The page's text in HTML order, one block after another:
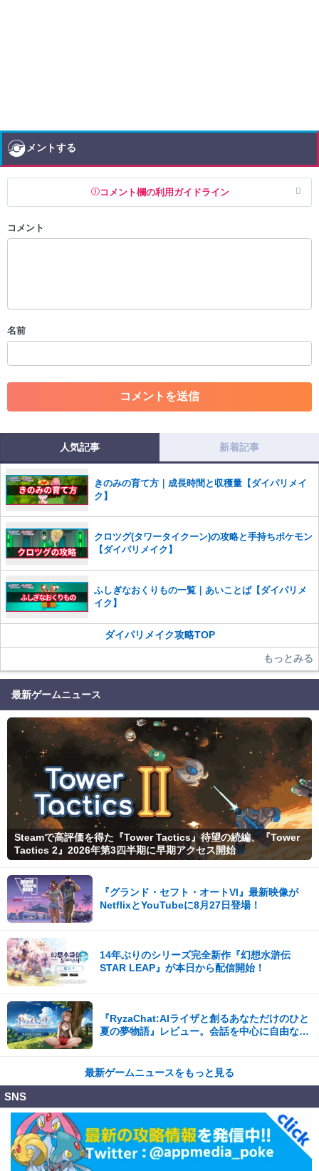
コメントする
コメント欄の利用ガイドライン
以下の書き込みを禁止とし、場合によってはコメント削除や書き込み制
・一度削除された投稿を再び投稿すること
・アカウントの売買など金銭が絡む内容の投稿
・各ゲームのネタバレを含む内容の投稿
・その他、管理者が不適切と判断した投稿
だけますでしょうか。
コメントの削除を申請する※投稿内容を確認後、順次対応さ
せていただきます。ご了承ください。
※一度削除したコメントは復元ができませんのでご注意くだ
また、過度な利用規約の違反や、弊社に損害の及ぶ内容の書き込みがあ
った場合は、法的措置をとらせていただく場合もございますので、あら
かじめご理解くださいませ。
コメント
名前
人気記事 新着記事
きのみの育て方｜成長時間と収穫量【ダイパリメイ
ク】
クロツグ(タワータイクーン)の攻略と手持ちポケモン
【ダイパリメイク】
ふしぎなおくりもの一覧｜あいことば【ダイパリメ
イク】
ダイパリメイク攻略TOP
もっとみる
最新ゲームニュース
Steamで高評価を得た『Tower Tactics』待望の続編、『Tower
Tactics 2』2026年第3四半期に早期アクセス開始
『グランド・セフト・オートVI』最新映像が
NetflixとYouTubeに8月27日登場！
14年ぶりのシリーズ完全新作『幻想水滸伝
STAR LEAP』が本日から配信開始！
『RyzaChat:AIライザと創るあなただけのひと
夏の夢物語』レビュー。会話を中心に自由な冒
最新ゲームニュースをもっと見る
SNS